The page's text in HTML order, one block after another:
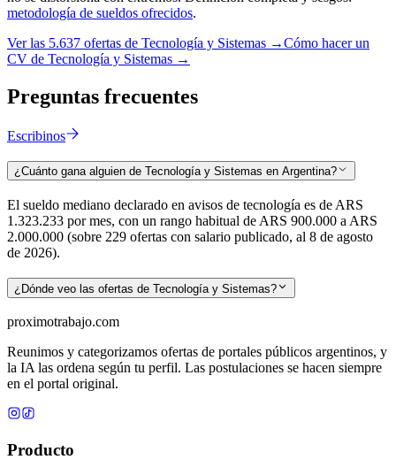
metodología de sueldos ofrecidos.
Ver las 5.637 ofertas de Tecnología y Sistemas →Cómo hacer un
CV de Tecnología y Sistemas →
Preguntas frecuentes
Escribinos
¿Cuánto gana alguien de Tecnología y Sistemas en Argentina?
El sueldo mediano declarado en avisos de tecnología es de ARS
1.323.233 por mes, con un rango habitual de ARS 900.000 a ARS
2.000.000 (sobre 229 ofertas con salario publicado, al 8 de agosto
de 2026).
¿Dónde veo las ofertas de Tecnología y Sistemas?
proximotrabajo.com
Reunimos y categorizamos ofertas de portales públicos argentinos, y
la IA las ordena según tu perfil. Las postulaciones se hacen siempre
en el portal original.
Producto